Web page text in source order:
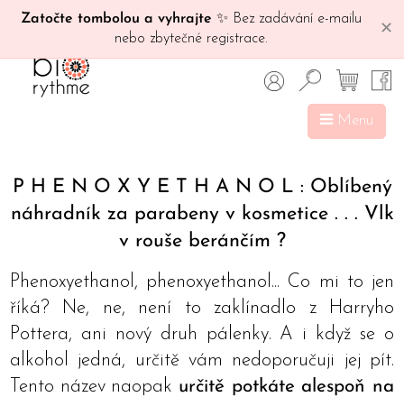
Zatočte tombolou a vyhrajte ✨ Bez zadávání e-mailu
nebo zbytečné registrace.
✕
Menu
P H E N O X Y E T H A N O L : Oblíbený
náhradník za parabeny v kosmetice . . . Vlk
v rouše beránčím ?
Phenoxyethanol, phenoxyethanol... Co mi to jen
říká? Ne, ne, není to zaklínadlo z Harryho
Pottera, ani nový druh pálenky. A i když se o
alkohol jedná, určitě vám nedoporučuji jej pít.
Tento název naopak určitě potkáte alespoň na